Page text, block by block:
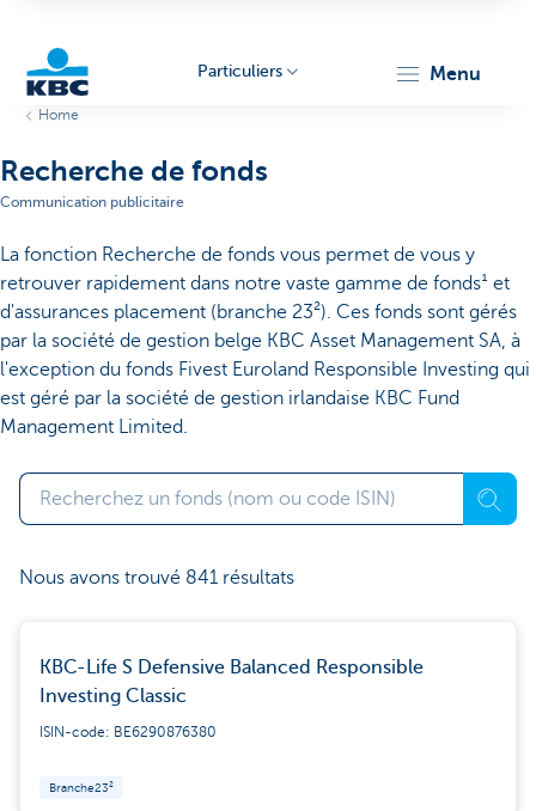
Particuliers menu
Home
Recherche de fonds
Communication publicitaire
La fonction Recherche de fonds vous permet de vous y
retrouver rapidement dans notre vaste gamme de fonds¹ et
d'assurances placement (branche 23²). Ces fonds sont gérés
par la société de gestion belge KBC Asset Management SA, à
l'exception du fonds Fivest Euroland Responsible Investing qui
est géré par la société de gestion irlandaise KBC Fund
Management Limited.
Nous avons trouvé 841 résultats
KBC-Life S Defensive Balanced Responsible
Investing Classic
ISIN-code: BE6290876380
Branche23²